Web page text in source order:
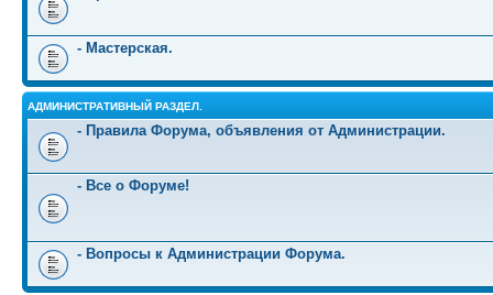
- Мастерская.
АДМИНИСТРАТИВНЫЙ РАЗДЕЛ.
- Правила Форума, объявления от Администрации.
- Все о Форуме!
- Вопросы к Администрации Форума.